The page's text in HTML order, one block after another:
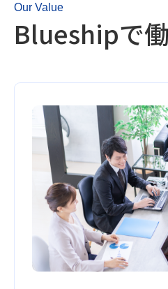
Our Value
Blueshipで